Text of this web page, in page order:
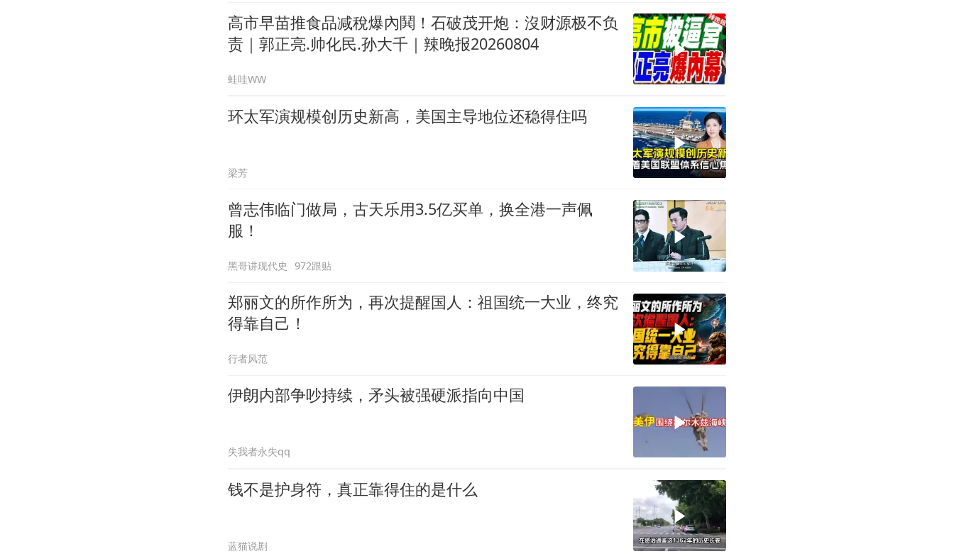
高市早苗推食品减稅爆內鬨！石破茂开炮：沒财源极不负
责｜郭正亮.帅化民.孙大千｜辣晚报20260804
蛙哇WW
环太军演规模创历史新高，美国主导地位还稳得住吗
梁芳
曾志伟临门做局，古天乐用3.5亿买单，换全港一声佩
服！
黑哥讲现代史 972跟贴
郑丽文的所作所为，再次提醒国人：祖国统一大业，终究
得靠自己！
行者风范
伊朗内部争吵持续，矛头被强硬派指向中国
失我者永失qq
钱不是护身符，真正靠得住的是什么
蓝猫说剧